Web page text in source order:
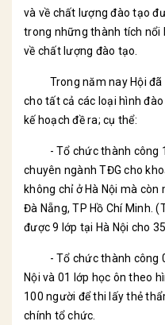
và về chất lượng đào tạo
trong những thành tích nổi
về chất lượng đào tạo.
Trong năm nay Hội đã
cho tất cả các loại hình
kế hoạch đề ra; cụ thể:
- Tổ chức thành công
chuyên ngành TĐG cho
không chỉ ở Hà Nội mà còn
Đà Nẵng, TP Hồ Chí Minh.
được 9 lớp tại Hà Nội cho
- Tổ chức thành công
Nội và 01 lớp học ôn theo
100 người để thi lấy thẻ
chính tổ chức.